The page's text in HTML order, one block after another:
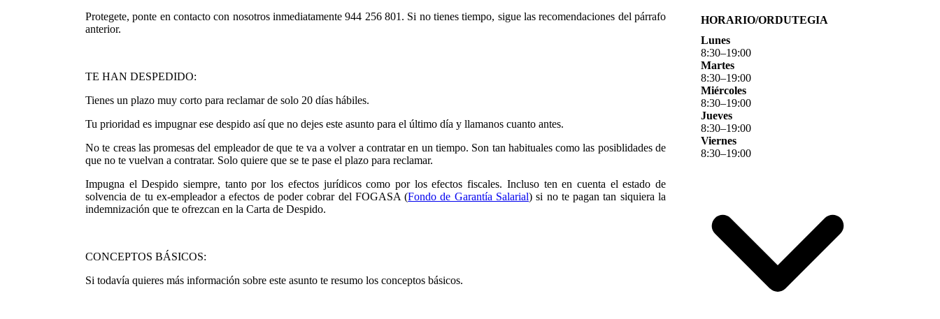
Protegete, ponte en contacto con nosotros inmediatamente 944 256 801. Si no tienes tiempo, sigue las recomendaciones del párrafo
anterior.
TE HAN DESPEDIDO:
Tienes un plazo muy corto para reclamar de solo 20 días hábiles.
Tu prioridad es impugnar ese despido así que no dejes este asunto para el último día y llamanos cuanto antes.
No te creas las promesas del empleador de que te va a volver a contratar en un tiempo. Son tan habituales como las posiblidades de
que no te vuelvan a contratar. Solo quiere que se te pase el plazo para reclamar.
Impugna el Despido siempre, tanto por los efectos jurídicos como por los efectos fiscales. Incluso ten en cuenta el estado de
solvencia de tu ex-empleador a efectos de poder cobrar del FOGASA (Fondo de Garantía Salarial) si no te pagan tan siquiera la
indemnización que te ofrezcan en la Carta de Despido.
CONCEPTOS BÁSICOS:
Si todavía quieres más información sobre este asunto te resumo los conceptos básicos.
HORARIO/ORDUTEGIA
Lunes
8:30–19:00
Martes
8:30–19:00
Miércoles
8:30–19:00
Jueves
8:30–19:00
Viernes
8:30–19:00